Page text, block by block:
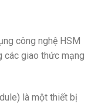
công nghệ HSM
giao thức mạng
là một thiết bị